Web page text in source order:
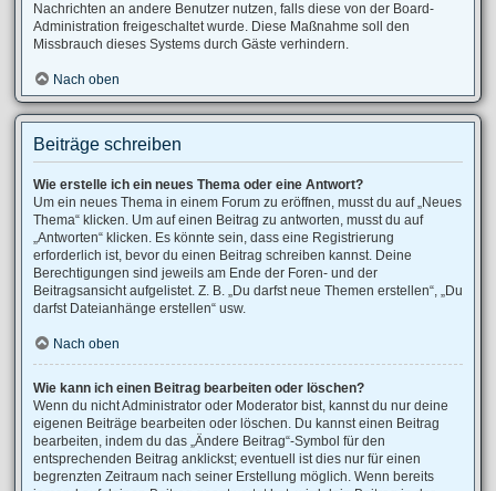
Nachrichten an andere Benutzer nutzen, falls diese von der Board-
Administration freigeschaltet wurde. Diese Maßnahme soll den
Missbrauch dieses Systems durch Gäste verhindern.
Nach oben
Beiträge schreiben
Wie erstelle ich ein neues Thema oder eine Antwort?
Um ein neues Thema in einem Forum zu eröffnen, musst du auf „Neues
Thema“ klicken. Um auf einen Beitrag zu antworten, musst du auf
„Antworten“ klicken. Es könnte sein, dass eine Registrierung
erforderlich ist, bevor du einen Beitrag schreiben kannst. Deine
Berechtigungen sind jeweils am Ende der Foren- und der
Beitragsansicht aufgelistet. Z. B. „Du darfst neue Themen erstellen“, „Du
darfst Dateianhänge erstellen“ usw.
Nach oben
Wie kann ich einen Beitrag bearbeiten oder löschen?
Wenn du nicht Administrator oder Moderator bist, kannst du nur deine
eigenen Beiträge bearbeiten oder löschen. Du kannst einen Beitrag
bearbeiten, indem du das „Ändere Beitrag“-Symbol für den
entsprechenden Beitrag anklickst; eventuell ist dies nur für einen
begrenzten Zeitraum nach seiner Erstellung möglich. Wenn bereits